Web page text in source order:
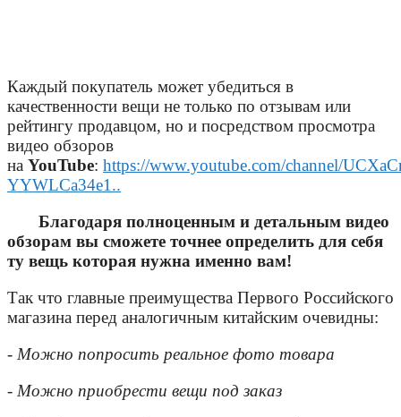
Каждый покупатель может убедиться в
качественности вещи не только по отзывам или
рейтингу продавцом, но и посредством просмотра
видео обзоров
на YouTube: https://www.youtube.com/channel/
YYWLCa34e1..
Благодаря полноценным и детальным видео
обзорам вы сможете точнее определить для себя
ту вещь которая нужна именно вам!
Так что главные преимущества Первого Российского
магазина перед аналогичным китайским очевидны:
- Можно попросить реальное фото товара
- Можно приобрести вещи под заказ